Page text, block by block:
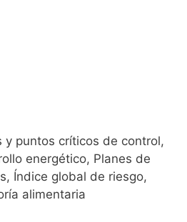
y puntos críticos de control,
energético, Planes de
Índice global de riesgo,
alimentaria